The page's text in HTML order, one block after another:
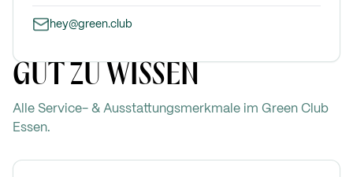
hey@green.club
GUT ZU WISSEN
Alle Service- & Ausstattungsmerkmale im Green Club
Essen.